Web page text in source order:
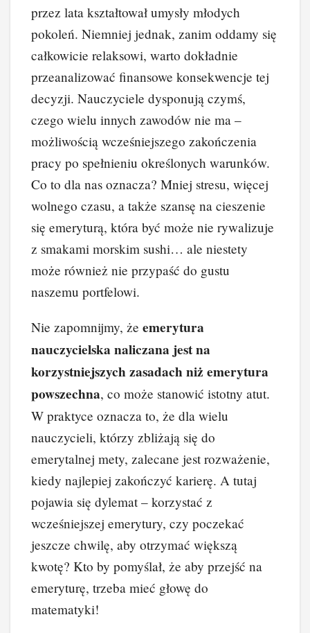
przez lata kształtował umysły młodych
pokoleń. Niemniej jednak, zanim oddamy się
całkowicie relaksowi, warto dokładnie
przeanalizować finansowe konsekwencje tej
decyzji. Nauczyciele dysponują czymś,
czego wielu innych zawodów nie ma –
możliwością wcześniejszego zakończenia
pracy po spełnieniu określonych warunków.
Co to dla nas oznacza? Mniej stresu, więcej
wolnego czasu, a także szansę na cieszenie
się emeryturą, która być może nie rywalizuje
z smakami morskim sushi… ale niestety
może również nie przypaść do gustu
naszemu portfelowi.
Nie zapomnijmy, że emerytura
nauczycielska naliczana jest na
korzystniejszych zasadach niż emerytura
powszechna, co może stanowić istotny atut.
W praktyce oznacza to, że dla wielu
nauczycieli, którzy zbliżają się do
emerytalnej mety, zalecane jest rozważenie,
kiedy najlepiej zakończyć karierę. A tutaj
pojawia się dylemat – korzystać z
wcześniejszej emerytury, czy poczekać
jeszcze chwilę, aby otrzymać większą
kwotę? Kto by pomyślał, że aby przejść na
emeryturę, trzeba mieć głowę do
matematyki!